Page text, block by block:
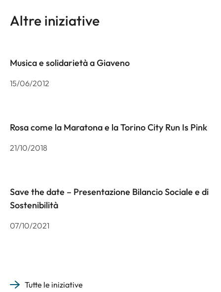
Altre iniziative
Musica e solidarietà a Giaveno
15/06/2012
Rosa come la Maratona e la Torino City Run Is Pink
21/10/2018
Save the date – Presentazione Bilancio Sociale e di
Sostenibilità
07/10/2021
Tutte le iniziative